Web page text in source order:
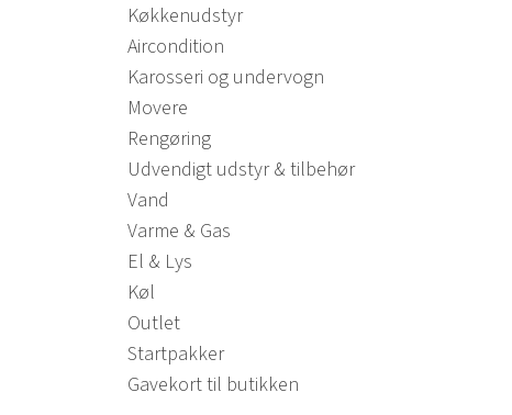
Køkkenudstyr
Aircondition
Karosseri og undervogn
Movere
Rengøring
Udvendigt udstyr & tilbehør
Vand
Varme & Gas
El & Lys
Køl
Outlet
Startpakker
Gavekort til butikken